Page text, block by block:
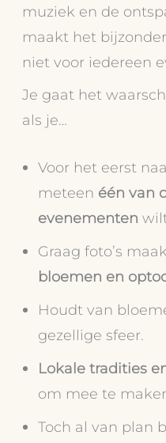
muziek en de
maakt het
niet voor iedereen
Je gaat het
als je…
Voor het eerst
meteen één van
evenementen
Graag foto’s
bloemen en
Houdt van
gezellige sfeer.
Lokale tradities
om mee te
Toch al van plan